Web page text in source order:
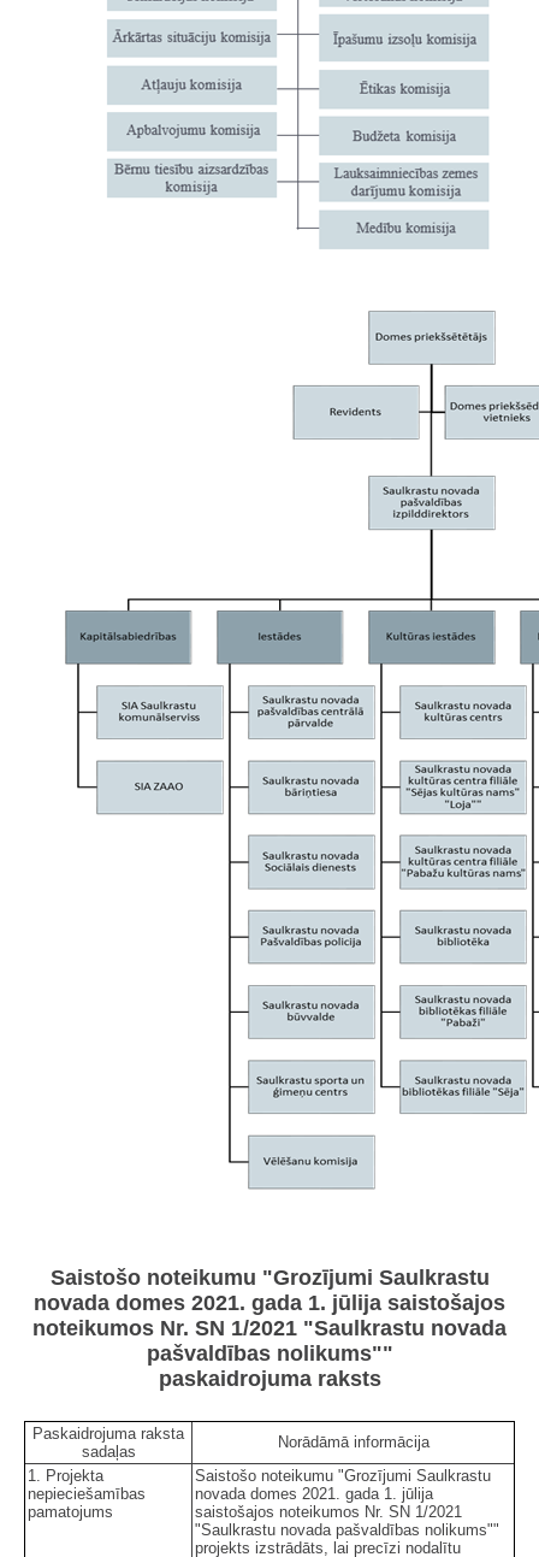
Saistošo noteikumu "Grozījumi Saulkrastu
novada domes 2021. gada 1. jūlija saistošajos
noteikumos Nr. SN 1/2021 "Saulkrastu novada
pašvaldības nolikums""
paskaidrojuma raksts
Paskaidrojuma raksta
sadaļas
Norādāmā informācija
1. Projekta
nepieciešamības
pamatojums
Saistošo noteikumu "Grozījumi Saulkrastu
novada domes 2021. gada 1. jūlija
saistošajos noteikumos Nr. SN 1/2021
"Saulkrastu novada pašvaldības nolikums""
projekts izstrādāts, lai precīzi nodalītu